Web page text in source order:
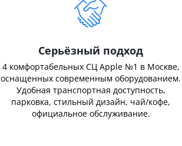
Серьёзный подход
4 комфортабельных СЦ Apple №1 в Москве,
оснащенных современным оборудованием.
Удобная транспортная доступность,
парковка, стильный дизайн, чай/кофе,
официальное обслуживание.